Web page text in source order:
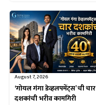
August 7, 2026
‘गोयल गंगा डेव्हलपमेंट्स’ ची चार
दशकांची भरीव कामगिरी